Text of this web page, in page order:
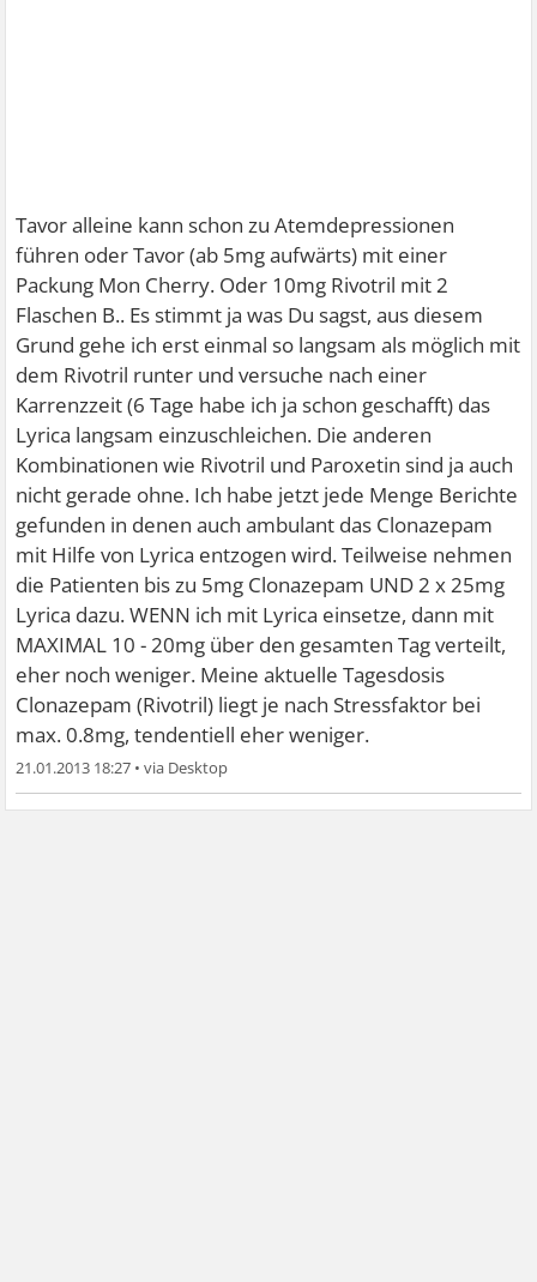
Tavor alleine kann schon zu Atemdepressionen
führen oder Tavor (ab 5mg aufwärts) mit einer
Packung Mon Cherry. Oder 10mg Rivotril mit 2
Flaschen B.. Es stimmt ja was Du sagst, aus diesem
Grund gehe ich erst einmal so langsam als möglich mit
dem Rivotril runter und versuche nach einer
Karrenzzeit (6 Tage habe ich ja schon geschafft) das
Lyrica langsam einzuschleichen. Die anderen
Kombinationen wie Rivotril und Paroxetin sind ja auch
nicht gerade ohne. Ich habe jetzt jede Menge Berichte
gefunden in denen auch ambulant das Clonazepam
mit Hilfe von Lyrica entzogen wird. Teilweise nehmen
die Patienten bis zu 5mg Clonazepam UND 2 x 25mg
Lyrica dazu. WENN ich mit Lyrica einsetze, dann mit
MAXIMAL 10 - 20mg über den gesamten Tag verteilt,
eher noch weniger. Meine aktuelle Tagesdosis
Clonazepam (Rivotril) liegt je nach Stressfaktor bei
max. 0.8mg, tendentiell eher weniger.
21.01.2013 18:27 •